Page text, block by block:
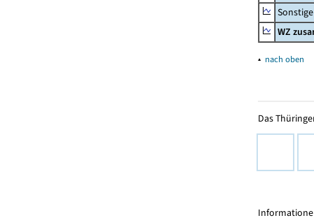
WZ
▴ nach oben
Das